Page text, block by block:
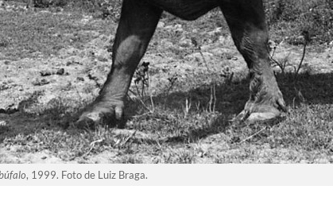
, 1999. Foto de Luiz Braga.